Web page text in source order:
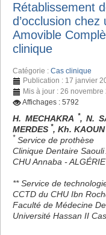
Rétablissement
d’occlusion
Amovible
clinique
Catégorie : Cas clinique
Publication : 17 janvier
Mis à jour : 26 novembre
Affichages : 5792
H. MECHAKRA *, N.
MERDES *, Kh. KAOUN
* Service de prothèse
Clinique Dentaire
CHU Annaba - ALGÉRIE
** Service de
CCTD du CHU Ibn
Faculté de Médecine
Université Hassan II